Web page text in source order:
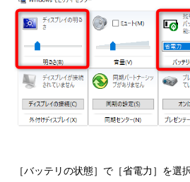
［バッテリの状態］で［省電力］を選